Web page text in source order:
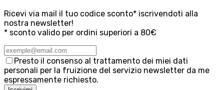
Ricevi via mail il tuo codice sconto* iscrivendoti alla
nostra newsletter!
* sconto valido per ordini superiori a 80€
Presto il consenso al trattamento dei miei dati
personali per la fruizione del servizio newsletter da me
espressamente richiesto.